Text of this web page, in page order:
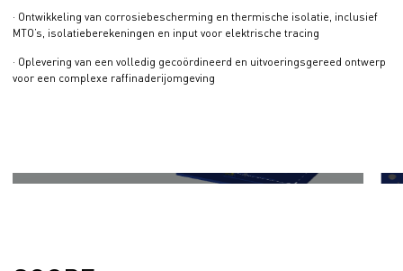
· Ontwikkeling van corrosiebescherming en thermische isolatie, inclusief
MTO’s, isolatieberekeningen en input voor elektrische tracing
· Oplevering van een volledig gecoördineerd en uitvoeringsgereed ontwerp
voor een complexe raffinaderijomgeving